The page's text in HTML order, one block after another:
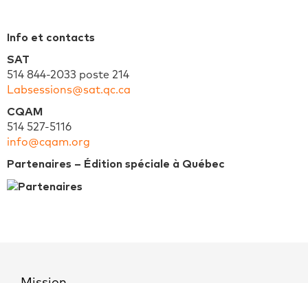
Info et contacts
SAT
514 844-2033 poste 214
Labsessions@sat.qc.ca
CQAM
514 527-5116
info@cqam.org
Partenaires – Édition spéciale à Québec